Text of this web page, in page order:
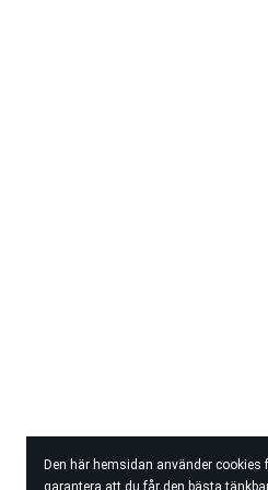
Den här hemsidan använder cookies
garantera att du får den bästa